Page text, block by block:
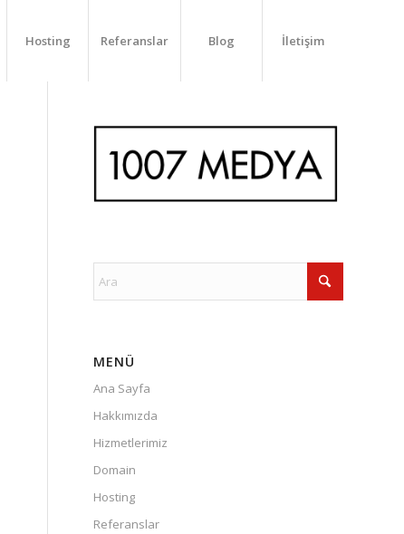
Hosting Referanslar Blog İletişim
MENÜ
Ana Sayfa
Hakkımızda
Hizmetlerimiz
Domain
Hosting
Referanslar